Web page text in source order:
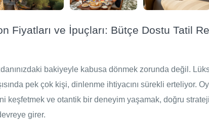
Fiyatları ve İpuçları: Bütçe Dostu Tatil
bakiyeyle kabusa dönmek zorunda değil.
pek çok kişi, dinlenme ihtiyacını sürekli erteliyor.
keşfetmek ve otantik bir deneyim yaşamak, doğru
girer.